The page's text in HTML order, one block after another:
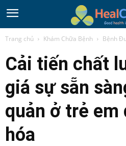
Trang chủ Khám Chữa Bệnh Bệnh
Cải tiến chất
giá sự sẵn
quản ở trẻ
hóa